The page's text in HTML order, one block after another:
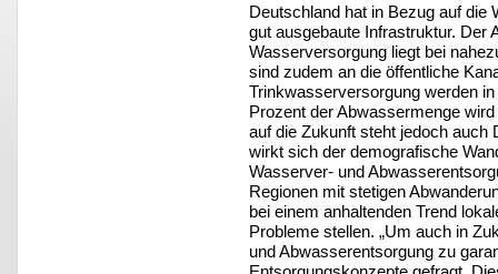
Deutschland hat in Bezug auf die
gut ausgebaute Infrastruktur. Der
Wasserversorgung liegt bei
sind zudem an die öffentliche
Trinkwasserversorgung werden
Prozent der Abwassermenge
auf die Zukunft steht jedoch auch
wirkt sich der demografische
Wasserver- und
Regionen mit stetigen
bei einem anhaltenden Trend
Probleme stellen. „Um auch in
und Abwasserentsorgung zu